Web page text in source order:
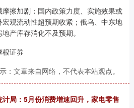
擦加剧；国内政策力度、实施效果或
观流动性超预期收紧；俄乌、中东地
产库存消化不及预期。
根证券
：文章来自网络，不代表本站观点。
局：5月份消费增速回升，家电零售